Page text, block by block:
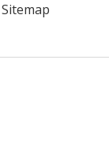
Sitemap